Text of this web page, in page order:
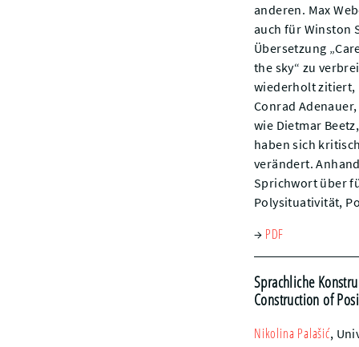
anderen. Max
auch für Winston
Übersetzung
the sky“ zu
wiederholt zitiert,
Conrad
wie Dietmar
haben sich
verändert.
Sprichwort über
Polysituativität,
→ PDF
Sprachliche
Construction of
Nikolina Palašić,